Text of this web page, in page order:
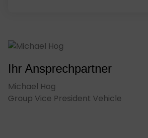
Ihr Ansprechpartner
Michael Hog
Group Vice President Vehicle